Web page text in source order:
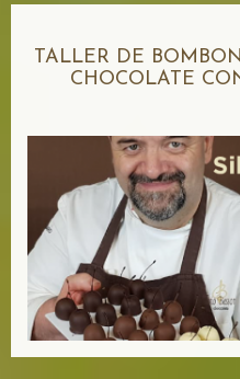
TALLER DE
CHOCOLATE